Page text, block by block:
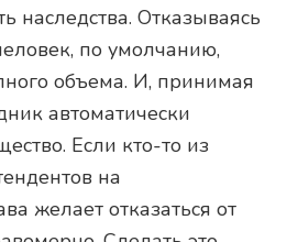
наследства. Отказываясь
по умолчанию,
объема. И, принимая
автоматически
Если кто-то из
на
желает отказаться от